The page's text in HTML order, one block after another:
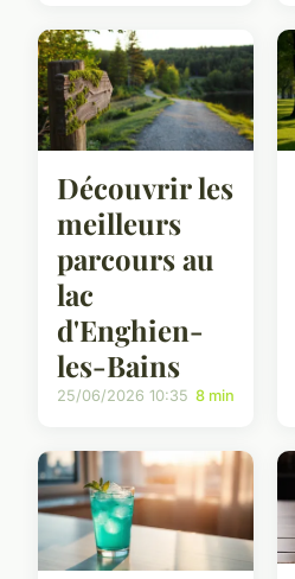
Découvrir les
meilleurs
parcours au
lac
d'Enghien-
les-Bains
25/06/2026 10:35 8 min